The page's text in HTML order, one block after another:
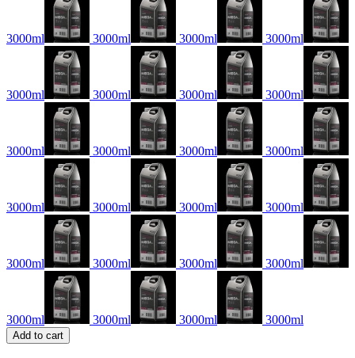
3000ml 3000ml 3000ml 3000ml
3000ml 3000ml 3000ml 3000ml
3000ml 3000ml 3000ml 3000ml
3000ml 3000ml 3000ml 3000ml
3000ml 3000ml 3000ml 3000ml
3000ml 3000ml 3000ml 3000ml
Add to cart